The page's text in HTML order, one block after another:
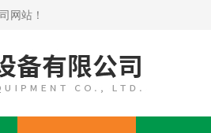
网站！